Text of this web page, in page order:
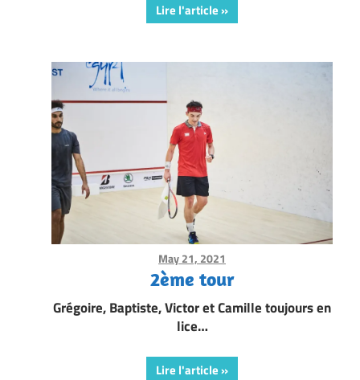
Lire l'article
May 21, 2021
2ème tour
Grégoire, Baptiste, Victor et Camille toujours en
lice…
Lire l'article